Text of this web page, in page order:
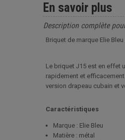
En savoir plus
Description complète
Briquet de marque Elie
Le briquet J15 est en effet
rapidement et
version drapeau cubain et
Caractéristiques
Marque : Elie Bleu
Matière : métal